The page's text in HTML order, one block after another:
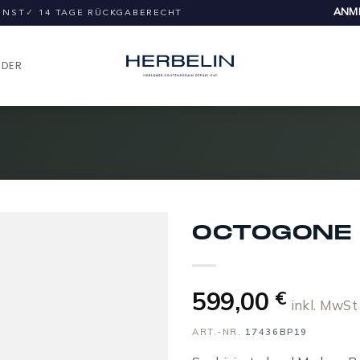
✓ 14 TAGE RÜCKGABERECHT
OCTOGONE
599,00 € inkl. MwSt
ART.-NR. 17436BP19